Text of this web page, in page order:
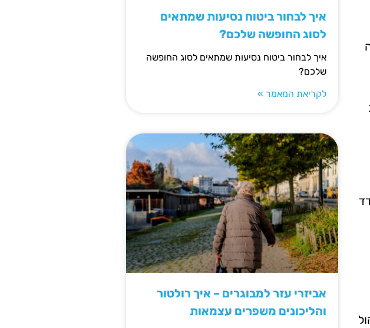
איך לבחור ביטוח נסיעות שמתאים
לסוג החופשה שלכם?
איך לבחור ביטוח נסיעות שמתאים לסוג החופשה
שלכם?
לקריאת המאמר »
אביזרי עזר למבוגרים – איך רולטור
והליכונים משפרים עצמאות